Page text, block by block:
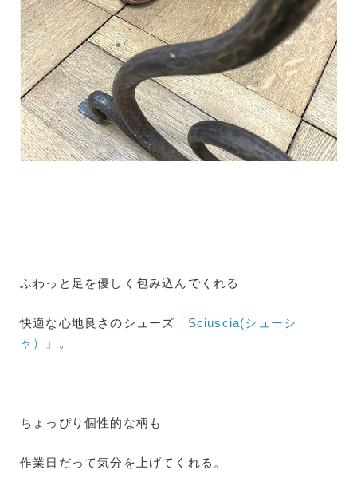
ふわっと足を優しく包み込んでくれる
快適な心地良さのシューズ 「Sciuscia(シューシ
ャ）」
。
ちょっぴり個性的な柄も
作業日だって気分を上げてくれる。